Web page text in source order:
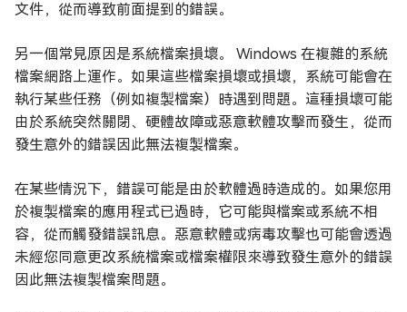
文件，從而導致前面提到的錯誤。
另一個常見原因是系統檔案損壞。 Windows 在複雜的系統
檔案網路上運作。如果這些檔案損壞或損壞，系統可能會在
執行某些任務（例如複製檔案）時遇到問題。這種損壞可能
由於系統突然關閉、硬體故障或惡意軟體攻擊而發生，從而
發生意外的錯誤因此無法複製檔案。
在某些情況下，錯誤可能是由於軟體過時造成的。如果您用
於複製檔案的應用程式已過時，它可能與檔案或系統不相
容，從而觸發錯誤訊息。惡意軟體或病毒攻擊也可能會透過
未經您同意更改系統檔案或檔案權限來導致發生意外的錯誤
因此無法複製檔案問題。